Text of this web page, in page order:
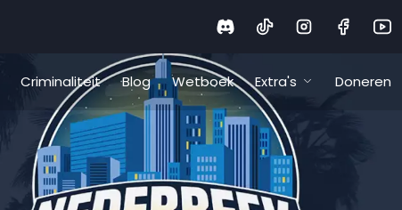
Criminaliteit Blog Wetboek Extra's Doneren